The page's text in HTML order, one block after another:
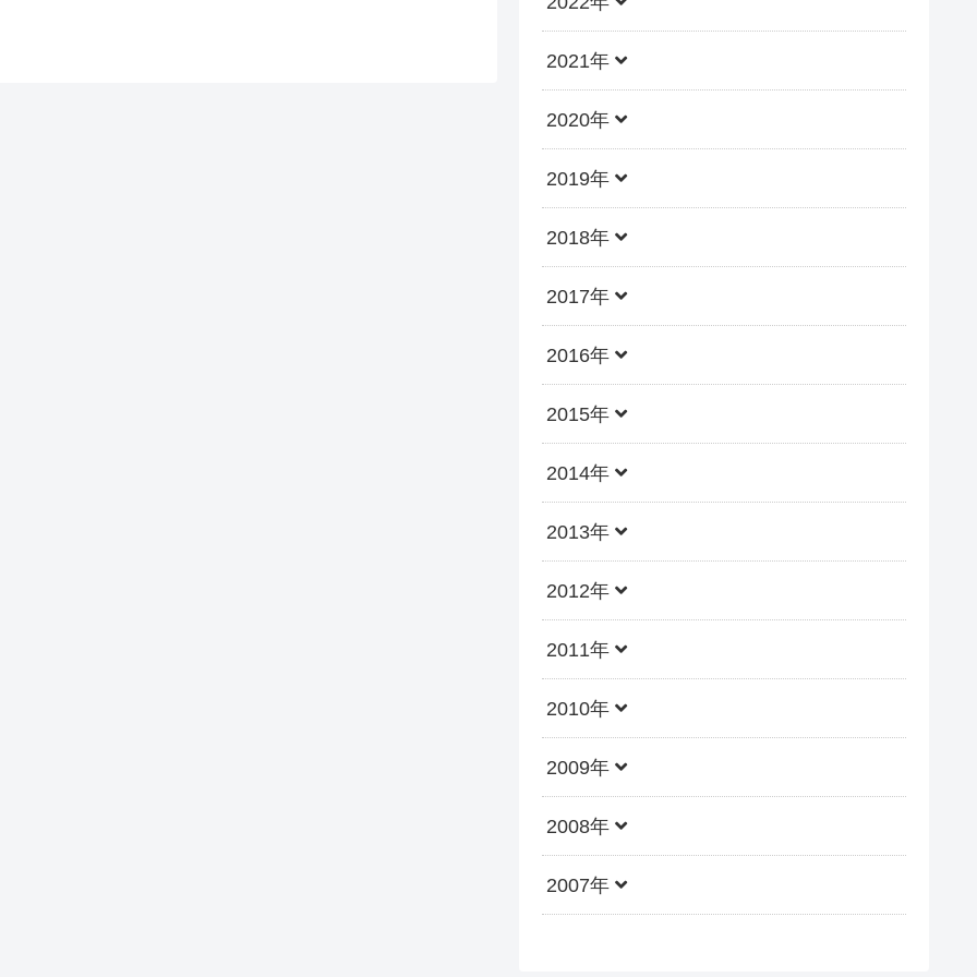
2021年
2020年
2019年
2018年
2017年
2016年
2015年
2014年
2013年
2012年
2011年
2010年
2009年
2008年
2007年